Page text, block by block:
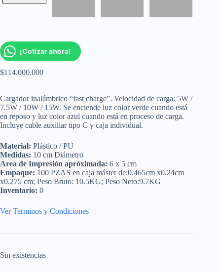
¡Cotizar ahora!
$114.000.000
Cargador inalámbrico “fast charge”. Velocidad de carga: 5W /
7.5W / 10W / 15W. Se enciende luz color verde cuando está
en reposo y luz color azul cuando está en proceso de carga.
Incluye cable auxiliar tipo C y caja individual.
Material: Plástico / PU
Medidas: 10 cm Diámetro
Area de Impresión apróximada: 6 x 5 cm
Empaque: 100 PZAS en caja máster de:0.465cm x0.24cm
x0.275 cm; Peso Bruto: 10.5KG; Peso Neto:9.7KG
Inventario: 0
Ver Terminos y Condiciones
Sin existencias